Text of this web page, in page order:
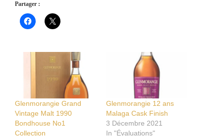
Partager :
Glenmorangie Grand
Vintage Malt 1990
Bondhouse No1
Collection
Glenmorangie 12 ans
Malaga Cask Finish
3 Décembre 2021
In "Évaluations"